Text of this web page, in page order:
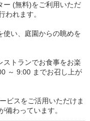
ー (無料)をご利用いただ
われます。
使い、庭園からの眺めを
ストランでお食事をお楽
～ 9:00 までお召し上が
ビスをご活用いただけま
備わっています。